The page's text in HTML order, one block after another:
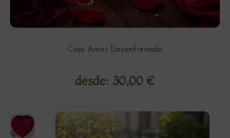
Caja Amor Desenfrenado
desde: 30,00 €